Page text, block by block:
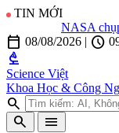
TIN MỚI
NASA chụp
calendar_today 08/08/2026 | schedule
biotech
Science Việt
Khoa Học & Công
search
search menu